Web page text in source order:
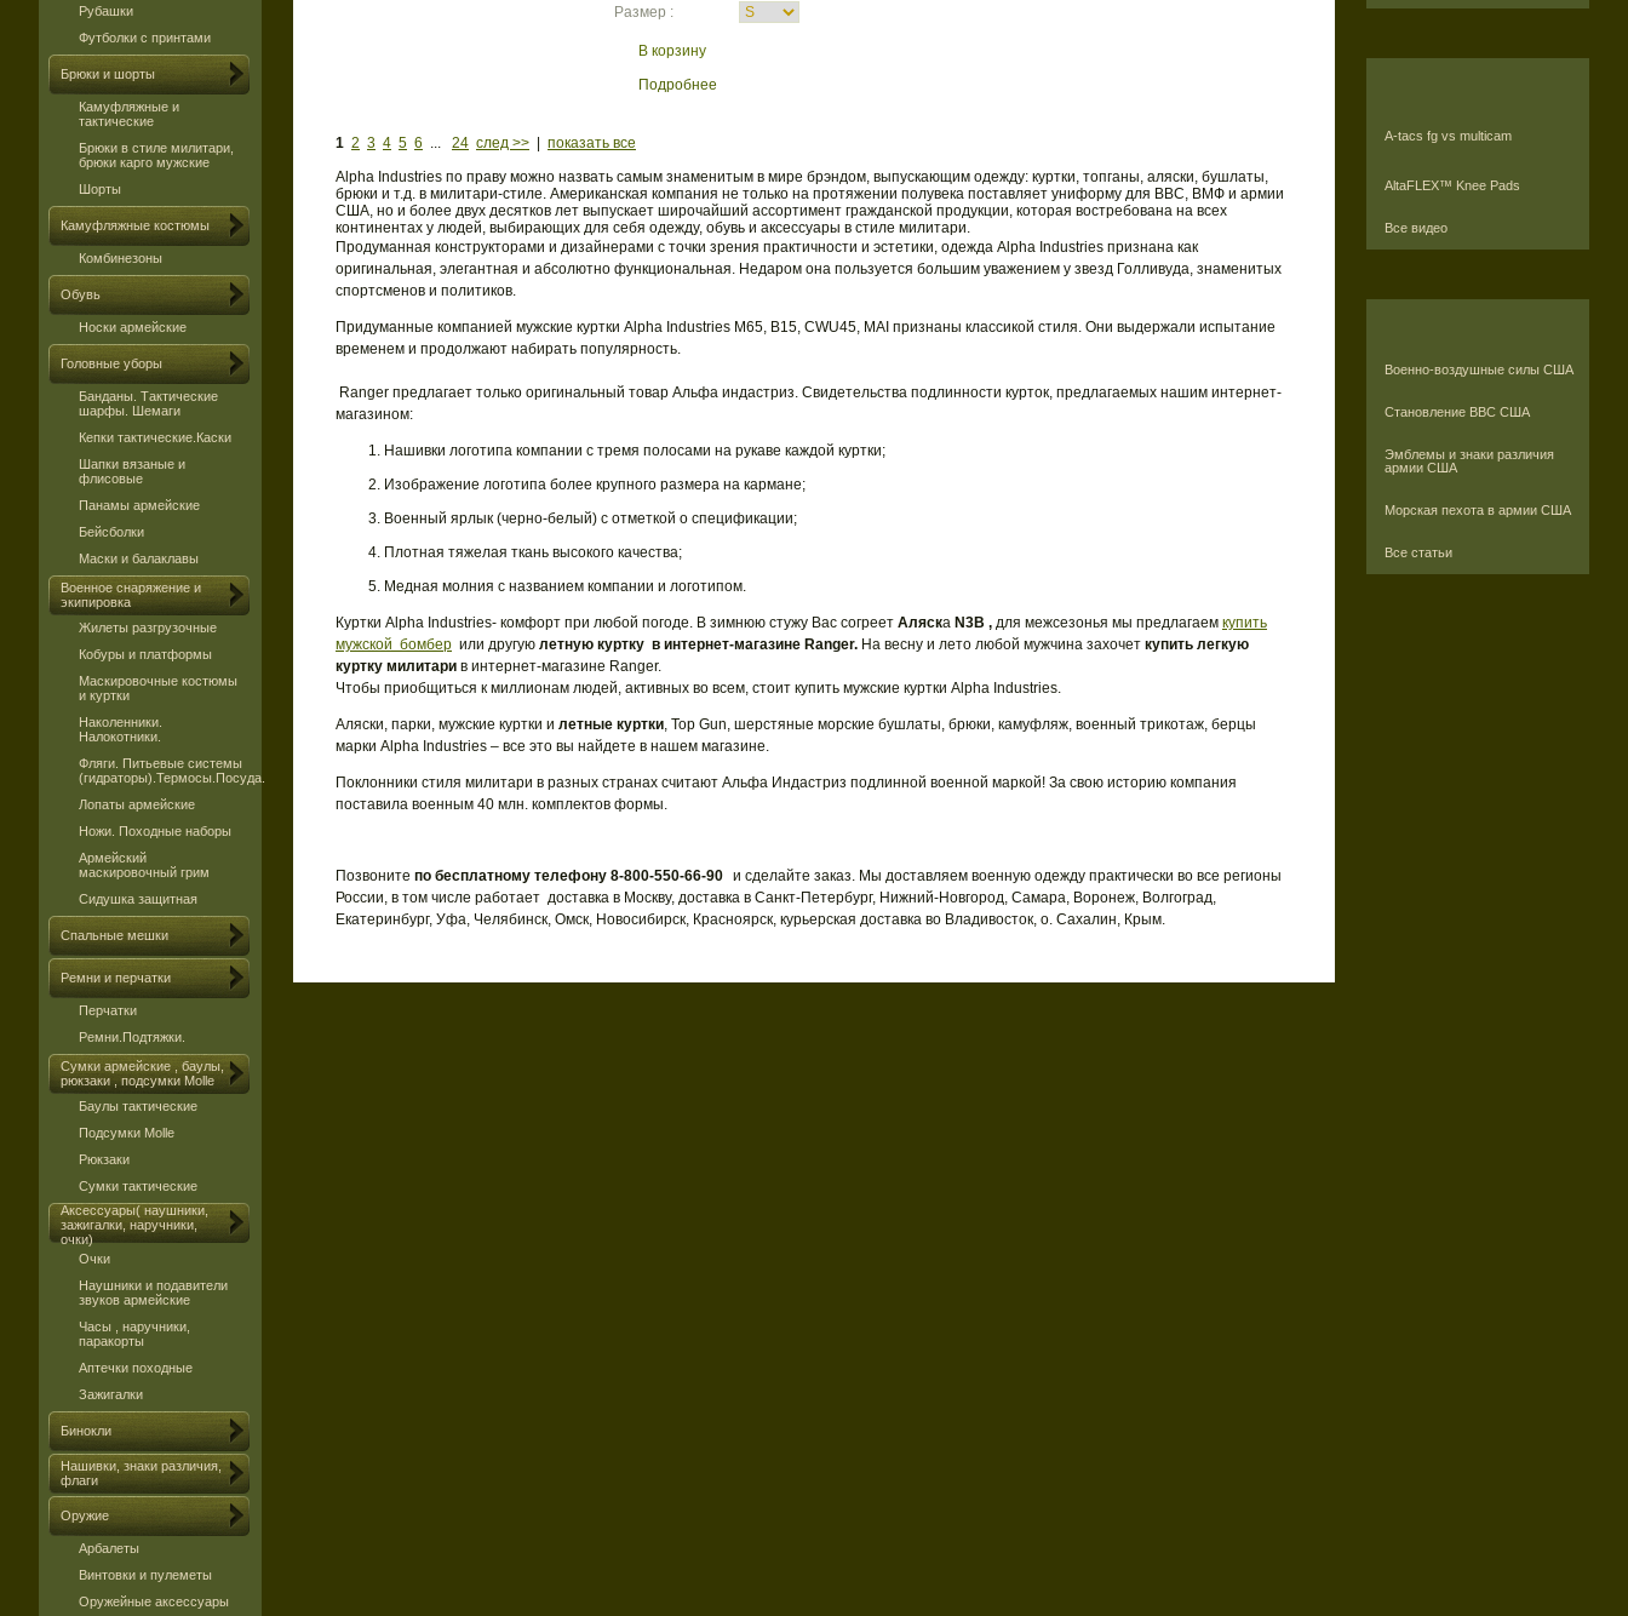
Рубашки
Футболки с принтами
Брюки и шорты
Камуфляжные и
тактические
Брюки в стиле милитари,
брюки карго мужские
Шорты
Камуфляжные костюмы
Комбинезоны
Обувь
Носки армейские
Головные уборы
Банданы. Тактические
шарфы. Шемаги
Кепки тактические.Каски
Шапки вязаные и
флисовые
Панамы армейские
Бейсболки
Маски и балаклавы
Военное снаряжение и
экипировка
Жилеты разгрузочные
Кобуры и платформы
Маскировочные костюмы
и куртки
Наколенники.
Налокотники.
Фляги. Питьевые системы
(гидраторы).Термосы.Посуда.
Лопаты армейские
Ножи. Походные наборы
Армейский
маскировочный грим
Сидушка защитная
Спальные мешки
Ремни и перчатки
Перчатки
Ремни.Подтяжки.
Сумки армейские , баулы,
рюкзаки , подсумки Molle
Баулы тактические
Подсумки Molle
Рюкзаки
Сумки тактические
Аксессуары( наушники,
зажигалки, наручники,
очки)
Очки
Наушники и подавители
звуков армейские
Часы , наручники,
паракорты
Аптечки походные
Зажигалки
Бинокли
Нашивки, знаки различия,
флаги
Оружие
Арбалеты
Винтовки и пулеметы
Оружейные аксессуары
A-tacs fg vs multicam
AltaFLEX™ Knee Pads
Все видео
Военно-воздушные силы США
Становление ВВС США
Эмблемы и знаки различия
армии США
Морская пехота в армии США
Все статьи
Размер :
В корзину
Подробнее
1 2 3 4 5 6 ... 24 след >>
показать все
Alpha Industries по праву можно назвать самым знаменитым в мире брэндом, выпускающим одежду: куртки, топганы, аляски, бушлаты,
брюки и т.д. в милитари-стиле. Американская компания не только на протяжении полувека поставляет униформу для ВВС, ВМФ и армии
США, но и более двух десятков лет выпускает широчайший ассортимент гражданской продукции, которая востребована на всех
континентах у людей, выбирающих для себя одежду, обувь и аксессуары в стиле милитари.
Продуманная конструкторами и дизайнерами с точки зрения практичности и эстетики, одежда Alpha Industries признана как
оригинальная, элегантная и абсолютно функциональная. Недаром она пользуется большим уважением у звезд Голливуда, знаменитых
спортсменов и политиков.
Придуманные компанией мужские куртки Alpha Industries M65, B15, CWU45, MAI признаны классикой стиля. Они выдержали испытание
временем и продолжают набирать популярность.
Ranger предлагает только оригинальный товар Альфа индастриз. Свидетельства подлинности курток, предлагаемых нашим интернет-
магазином:
Нашивки логотипа компании с тремя полосами на рукаве каждой куртки;
Изображение логотипа более крупного размера на кармане;
Военный ярлык (черно-белый) с отметкой о спецификации;
Плотная тяжелая ткань высокого качества;
Медная молния с названием компании и логотипом.
Куртки Alpha Industries- комфорт при любой погоде. В зимнюю стужу Вас согреет Аляска N3B , для межсезонья мы предлагаем купить
мужской бомбер или другую летную куртку в интернет-магазине Ranger. На весну и лето любой мужчина захочет купить легкую
куртку милитари в интернет-магазине Ranger.
Чтобы приобщиться к миллионам людей, активных во всем, стоит купить мужские куртки Alpha Industries.
Аляски, парки, мужские куртки и летные куртки, Top Gun, шерстяные морские бушлаты, брюки, камуфляж, военный трикотаж, берцы
марки Alpha Industries – все это вы найдете в нашем магазине.
Поклонники стиля милитари в разных странах считают Альфа Индастриз подлинной военной маркой! За свою историю компания
поставила военным 40 млн. комплектов формы.
Позвоните по бесплатному телефону 8-800-550-66-90 и сделайте заказ. Мы доставляем военную одежду практически во все регионы
России, в том числе работает доставка в Москву, доставка в Санкт-Петербург, Нижний-Новгород, Самара, Воронеж, Волгоград,
Екатеринбург, Уфа, Челябинск, Омск, Новосибирск, Красноярск, курьерская доставка во Владивосток, о. Сахалин, Крым.